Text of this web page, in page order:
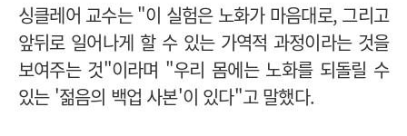
싱클레어 교수는 "이 실험은 노화가 마음대로, 그리고
앞뒤로 일어나게 할 수 있는 가역적 과정이라는 것을
보여주는 것"이라며 "우리 몸에는 노화를 되돌릴 수
있는 '젊음의 백업 사본'이 있다"고 말했다.